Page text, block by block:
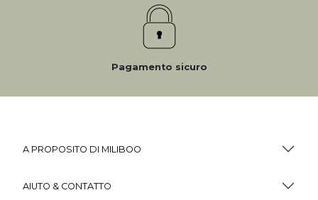
Pagamento sicuro
A PROPOSITO DI MILIBOO
AIUTO & CONTATTO